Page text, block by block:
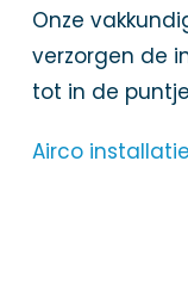
Onze
verzorgen de
tot in de
Airco installatie